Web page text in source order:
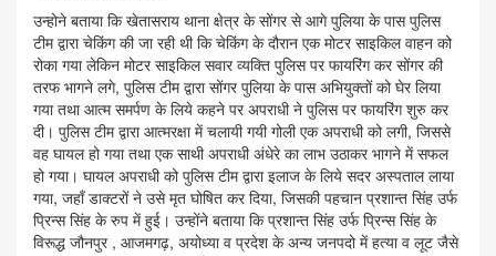
उन्होने बताया कि खेतासराय थाना क्षेत्र के सोंगर से आगे पुलिया के पास पुलिस
टीम द्वारा चेकिंग की जा रही थी कि चेकिंग के दौरान एक मोटर साइकिल वाहन को
रोका गया लेकिन मोटर साइकिल सवार व्यक्ति पुलिस पर फायरिंग कर सोंगर की
तरफ भागने लगे, पुलिस टीम द्वारा सोंगर पुलिया के पास अभियुक्तों को घेर लिया
गया तथा आत्म समर्पण के लिये कहने पर अपराधी ने पुलिस पर फायरिंग शुरु कर
दी। पुलिस टीम द्वारा आत्मरक्षा में चलायी गयी गोली एक अपराधी को लगी, जिससे
वह घायल हो गया तथा एक साथी अपराधी अंधेरे का लाभ उठाकर भागने में सफल
हो गया। घायल अपराधी को पुलिस टीम द्वारा इलाज के लिये सदर अस्पताल लाया
गया, जहाँ डाक्टरों ने उसे मृत घोषित कर दिया, जिसकी पहचान प्रशान्त सिंह उर्फ
प्रिन्स सिंह के रुप में हुई। उन्होंने बताया कि प्रशान्त सिंह उर्फ प्रिन्स सिंह के
विरूद्ध जौनपुर , आजमगढ़, अयोध्या व प्रदेश के अन्य जनपदो में हत्या व लूट जैसे